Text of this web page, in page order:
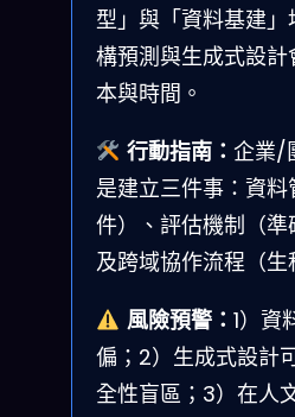
型」與「資料基建
構預測與生成式設
本與時間。
行動指南： 企業/
是建立三件事：資
件）、評估機制（
及跨域協作流程（
風險預警： 1）資
偏；2）生成式設計
全性盲區；3）在人